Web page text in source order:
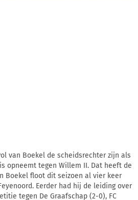
van Boekel de scheidsrechter zijn als
opneemt tegen Willem II. Dat heeft de
Boekel floot dit seizoen al vier keer
Eerder had hij de leiding over
tegen De Graafschap (2-0), FC